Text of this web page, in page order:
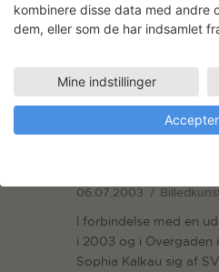
06.07.2003
I forbindelse med en
i 2003 og i
Sophia Kalkau sig af
kombinere disse data med andre
dem, eller som de har indsamlet
Mine indstillinger